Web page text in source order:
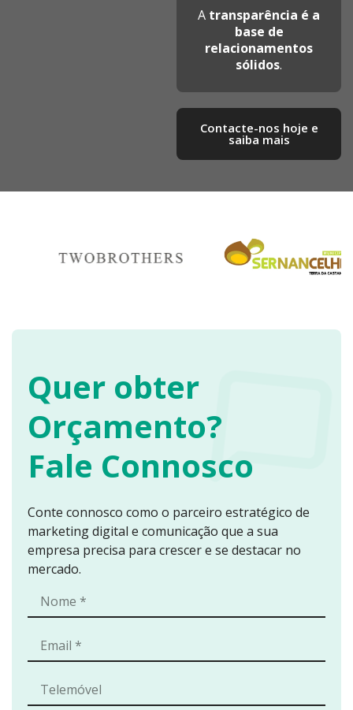
A transparência é a
base de
relacionamentos
sólidos.
Contacte-nos hoje e
saiba mais​
Quer obter
Orçamento?
Fale Connosco
Conte connosco como o parceiro estratégico de
marketing digital e comunicação que a sua
empresa precisa para crescer e se destacar no
mercado.